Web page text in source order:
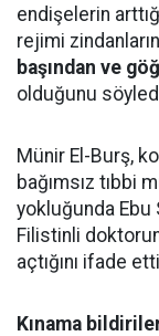
endişelerin
rejimi
başından ve
olduğunu
Münir El-Burş,
bağımsız tıbbi
yokluğunda Ebu
Filistinli
açtığını ifade
Kınama